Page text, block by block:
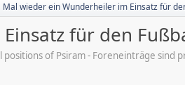
Mal wieder ein Wunderheiler im Einsatz für
für den
of Psiram - Foreneinträge